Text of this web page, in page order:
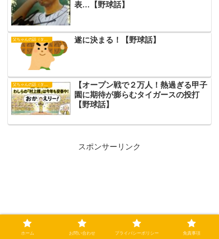
表…【野球話】
父ちゃんの話（タイガース） 遂に決まる！【野球話】
【オープン戦で２万人！熱過ぎる甲子
園に期待が膨らむタイガースの投打
【野球話】
スポンサーリンク
ホーム お問い合わせ プライバシーポリシー 免責事項